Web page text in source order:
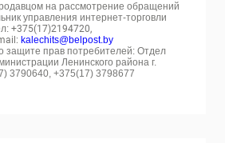
на рассмотрение обращений
управления интернет-торговли
+375(17)2194720,
kalechits@belpost.by
защите прав потребителей: Отдел
Ленинского района г.
3790640, +375(17) 3798677